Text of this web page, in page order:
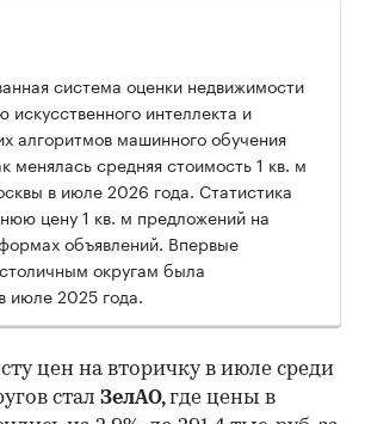
система оценки недвижимости
интеллекта и
алгоритмов машинного обучения
менялась средняя стоимость 1 кв. м
в июле 2026 года. Статистика
цену 1 кв. м предложений на
объявлений. Впервые
округам была
июле 2025 года.
цен на вторичку в июле среди
стал ЗелАО,где цены в